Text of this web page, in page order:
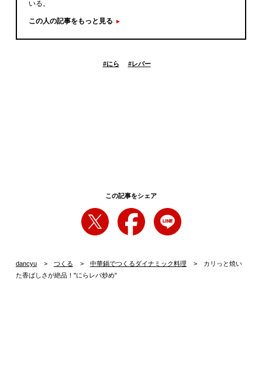
いる。
この人の記事をもっと見る
#にら #レバー
この記事をシェア
dancyu つくる 中華鍋でつくるダイナミック料理
カリっと焼い
た香ばしさが絶品！"にらレバ炒め"